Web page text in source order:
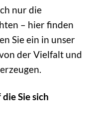
nur die
– hier finden
Sie ein in unser
der Vielfalt und
Sie sich